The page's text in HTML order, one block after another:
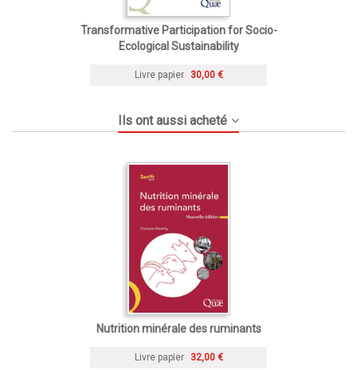
Transformative Participation for Socio-
Ecological Sustainability
Livre papier 30,00 €
Ils ont aussi acheté
Nutrition minérale des ruminants
Livre papier 32,00 €